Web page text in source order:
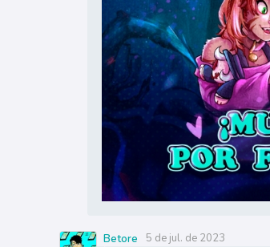
Betore 5 de jul. de 2023